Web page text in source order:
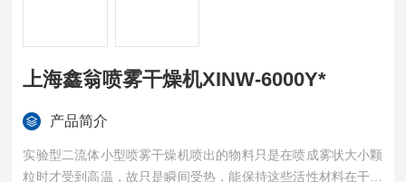
上海鑫翁喷雾干燥机XINW-6000Y*
产品简介
实验型二流体小型喷雾干燥机喷出的物料只是在喷成雾状大小颗
粒时才受到高温，故只是瞬间受热，能保持这些活性材料在干燥